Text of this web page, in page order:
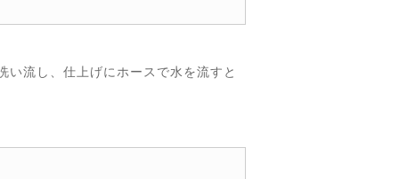
流し、仕上げにホースで水を流すと